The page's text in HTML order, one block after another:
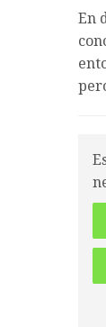
En